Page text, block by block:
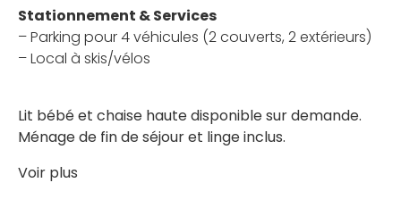
Stationnement & Services
– Parking pour 4 véhicules (2 couverts, 2 extérieurs)
– Local à skis/vélos
Lit bébé et chaise haute disponible sur demande.
Ménage de fin de séjour et linge inclus.
Voir plus